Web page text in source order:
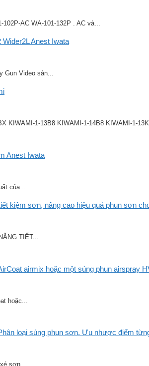
102P-AC WA-101-132P . AC và...
Anest Iwata
Gun Video sản...
1-13B8 KIWAMI-1-14B8 KIWAMI-1-
Anest Iwata
của...
kiệm sơn, nâng cao hiệu quả phun sơn
TIẾT...
airmix hoặc một súng phun airspray
hoặc...
loại súng phun sơn. Ưu nhược điểm
sơn...